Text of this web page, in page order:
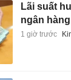
Lãi suất
ngân
1 giờ trước